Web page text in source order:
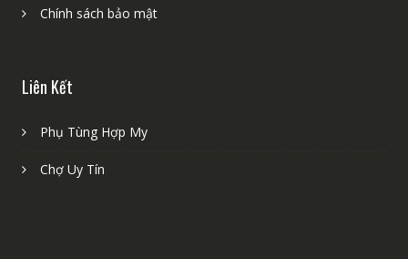
Chính sách bảo mật
Liên Kết
Phụ Tùng Hợp My
Chợ Uy Tín